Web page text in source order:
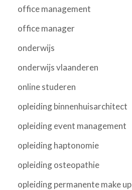
office management
office manager
onderwijs
onderwijs vlaanderen
online studeren
opleiding binnenhuisarchitect
opleiding event management
opleiding haptonomie
opleiding osteopathie
opleiding permanente make up